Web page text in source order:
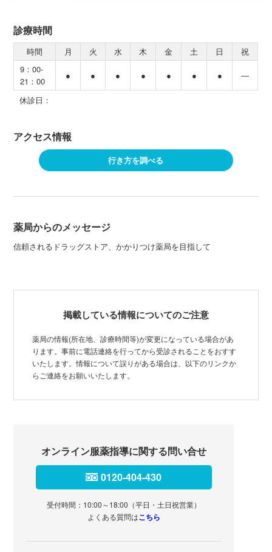
診療時間
時間 月 火 水 木 金 土 日
祝
9：00-
21：00
● ● ● ● ● ● ● ―
休診日：
アクセス情報
行き方を調べる
薬局からのメッセージ
信頼されるドラッグストア、かかりつけ薬局を目指して
掲載している情報についてのご注意
薬局の情報(所在地、診療時間等)が変更になっている場合があ
ります。事前に電話連絡を行ってから受診されることをおすす
いたします。情報について誤りがある場合は、以下のリンクか
らご連絡をお願いいたします。
オンライン服薬指導に関する問い合せ
0120-404-430
受付時間：10:00～18:00（平日・土日祝営業）
よくある質問はこちら